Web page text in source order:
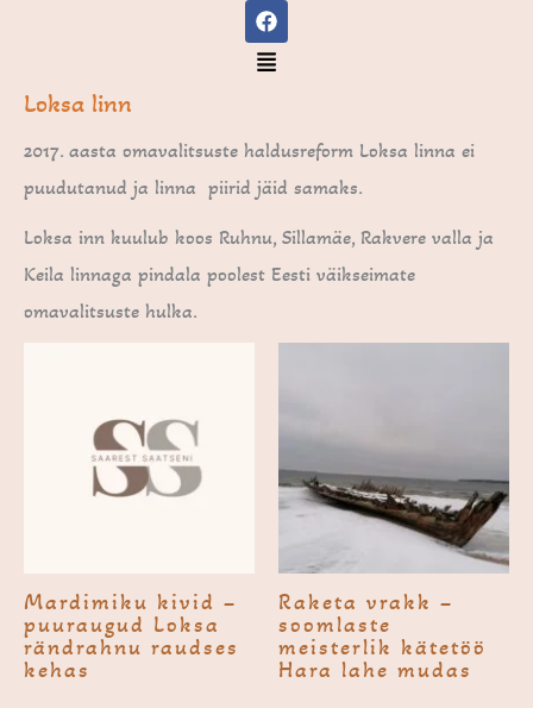
F
a
c
e
o
k
Menu
Loksa linn
2017. aasta omavalitsuste haldusreform Loksa linna ei
puudutanud ja linna piirid jäid samaks.
Loksa inn kuulub koos Ruhnu, Sillamäe, Rakvere valla ja
Keila linnaga pindala poolest Eesti väikseimate
omavalitsuste hulka.
Mardimiku kivid –
puuraugud Loksa
rändrahnu raudses
kehas
Raketa vrakk –
soomlaste
meisterlik kätetöö
Hara lahe mudas